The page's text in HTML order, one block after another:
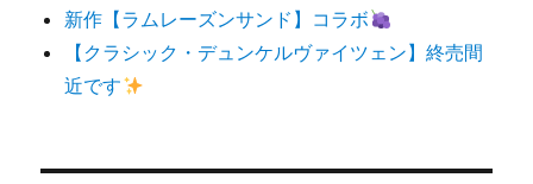
新作【ラムレーズンサンド】コラボ
【クラシック・デュンケルヴァイツェン】終売間
近です